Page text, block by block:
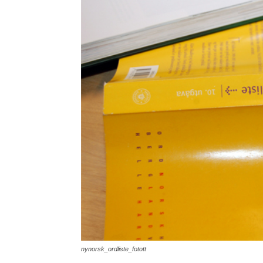
nynorsk_ordliste_fotott